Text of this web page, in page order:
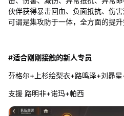
伙伴获得暴击回血、负面抵抗、伤
可谓是集攻防于一体，全方面的提升
#适合刚刚接触的新人专员
芬格尔+上杉绘梨衣+路鸣泽+刘昴
支援 路明非+诺玛+帕西